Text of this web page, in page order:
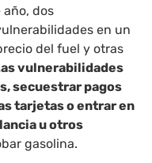
dos
en un
del fuel y otras
vulnerabilidades
secuestrar pagos
tarjetas o entrar en
u otros
gasolina.